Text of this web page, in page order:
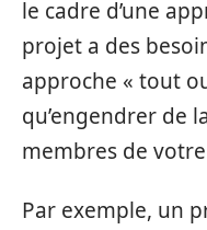
le cadre d’une
projet a des
approche « tout
qu’engendrer de
membres de
Par exemple, un